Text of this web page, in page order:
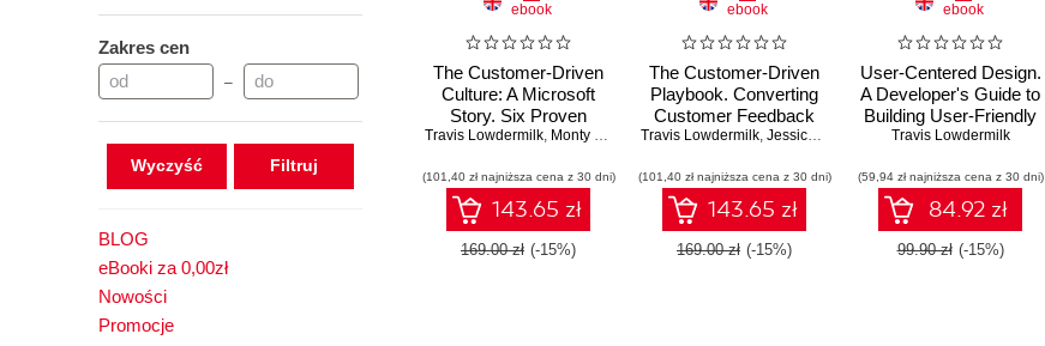
Zakres cen
–
Wyczyść
BLOG
eBooki za 0,00zł
Nowości
Promocje
ebook
The Customer-Driven
Culture: A Microsoft
Story. Six Proven
Strategies to Hack Your
Learning-Focused
Organization
Travis Lowdermilk, Monty Hammontree
(101,40 zł najniższa cena z 30 dni)
143.65 zł
169.00 zł (-15%)
ebook
The Customer-Driven
Playbook. Converting
Customer Feedback
into Successful
Travis Lowdermilk, Jessica Rich
(101,40 zł najniższa cena z 30 dni)
143.65 zł
169.00 zł (-15%)
ebook
User-Centered Design.
A Developer's Guide to
Building User-Friendly
Applications
Travis Lowdermilk
(59,94 zł najniższa cena z 30 dni)
84.92 zł
99.90 zł (-15%)